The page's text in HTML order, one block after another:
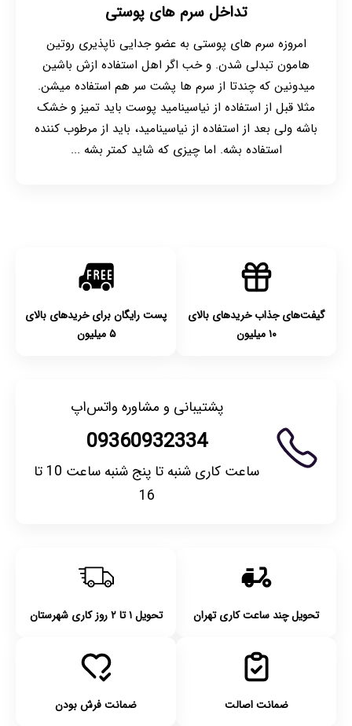
تداخل سرم های پوستی
امروزه سرم های پوستی به عضو جدایی ناپذیری روتین
هامون تبدلی شدن. و خب اگر اهل استفاده ازش باشین
میدونین که چندتا از سرم ها پشت سر هم استفاده میشن.
مثلا قبل از استفاده از نیاسینامید پوست باید تمیز و خشک
باشه ولی بعد از استفاده از نیاسینامید، باید از مرطوب کننده
استفاده بشه. اما چیزی که شاید کمتر بشه ...
گیفت‌های جذاب خریدهای بالای
۱۰ میلیون
پست رایگان برای خریدهای بالای
۵ میلیون
پشتیبانی و مشاوره واتس‌اپ
09360932334
ساعت کاری شنبه تا پنج شنبه ساعت 10 تا
16
تحویل چند ساعت کاری تهران تحویل ۱ تا ۲ روز کاری شهرستان
ضمانت اصالت ضمانت فرش بودن